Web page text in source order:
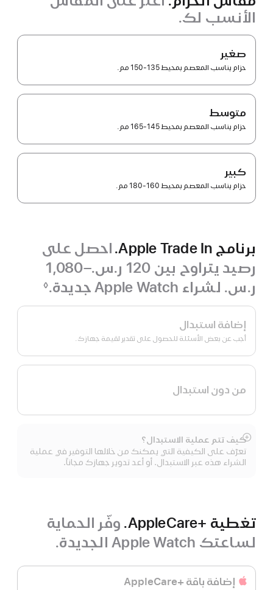
الأنسب لك.
صغير
حزام يناسب المعصم بمحيط 135-150 مم.
متوسط
حزام يناسب المعصم بمحيط 145-165 مم.
كبير
حزام يناسب المعصم بمحيط 160-180 مم.
برنامج Apple Trade In.
احصل على
رصيد يتراوح بين 120 ر.س.‏–1,080
ر.س.‏ لشراء Apple Watch جديدة.
حاشية
◊
برنامج
Apple Trade In.
إضافة استبدال
أجب عن بعض الأسئلة للحصول على تقدير لقيمة جهازك.
من دون استبدال
كيف تتم عملية الاستبدال؟
تعرّف على الكيفية التي يمكنك من خلالها التوفير في عملية
الشراء هذه عبر الاستبدال. أو أعد تدوير جهازك مجاناً.
عرض
المزيد
تغطية +AppleCare.
وفّر الحماية
لساعتك Apple Watch الجديدة.
إضافة باقة +AppleCare‏